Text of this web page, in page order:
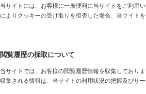
当サイトには、お客様に一層便利に当サイトをご利用
によりクッキーの受け取りを拒否した場合、当サイト
閲覧履歴の採取について
当サイトでは、お客様の閲覧履歴情報を収集しておりま
収集される情報は、当サイトの利用状況の把握及びサ